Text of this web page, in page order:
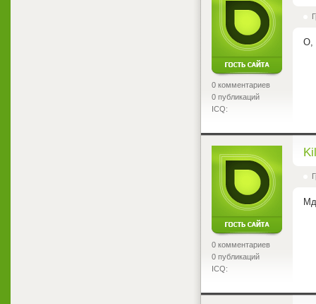
0 комментариев
0 публикаций
ICQ:
О,
0 комментариев
0 публикаций
ICQ: